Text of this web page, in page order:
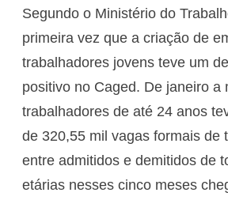
Segundo o Ministério do
primeira vez que a criação de
trabalhadores jovens teve um
positivo no Caged. De janeiro a
trabalhadores de até 24 anos
de 320,55 mil vagas formais de
entre admitidos e demitidos de
etárias nesses cinco meses